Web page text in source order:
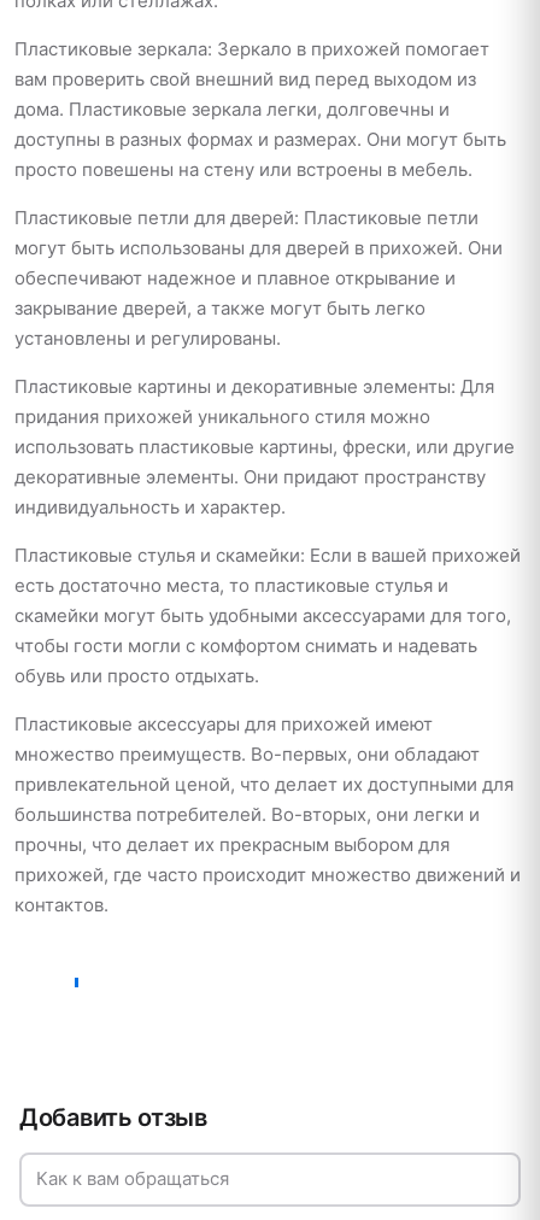
Пластиковые зеркала: Зеркало в прихожей помогает
вам проверить свой внешний вид перед выходом из
дома. Пластиковые зеркала легки, долговечны и
доступны в разных формах и размерах. Они могут быть
просто повешены на стену или встроены в мебель.
Пластиковые петли для дверей: Пластиковые петли
могут быть использованы для дверей в прихожей. Они
обеспечивают надежное и плавное открывание и
закрывание дверей, а также могут быть легко
установлены и регулированы.
Пластиковые картины и декоративные элементы: Для
придания прихожей уникального стиля можно
использовать пластиковые картины, фрески, или другие
декоративные элементы. Они придают пространству
индивидуальность и характер.
Пластиковые стулья и скамейки: Если в вашей прихожей
есть достаточно места, то пластиковые стулья и
скамейки могут быть удобными аксессуарами для того,
чтобы гости могли с комфортом снимать и надевать
обувь или просто отдыхать.
Пластиковые аксессуары для прихожей имеют
множество преимуществ. Во-первых, они обладают
привлекательной ценой, что делает их доступными для
большинства потребителей. Во-вторых, они легки и
прочны, что делает их прекрасным выбором для
прихожей, где часто происходит множество движений и
контактов.
Добавить отзыв
Как к вам обращаться